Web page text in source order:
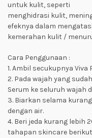
untuk kulit, seperti
menghidrasi kulit,
efeknya dalam mengatasi
kemerahan kulit /
Cara Penggunaan :
1. Ambil secukupnya Viva
2. Pada wajah yang
Serum ke seluruh wajah
3. Biarkan selama
dengan air.
4. Beri jeda kurang lebih
tahapan skincare